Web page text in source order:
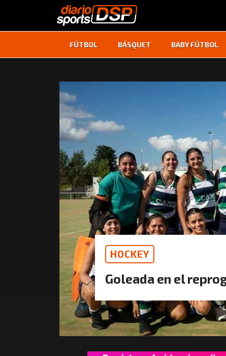
FÚTBOL BÁSQUET BABY FÚTBOL
HOCKEY
Goleada en el